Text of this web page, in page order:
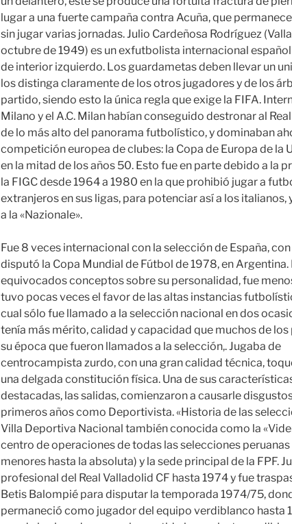
lugar a una fuerte campaña contra Acuña, que
sin jugar varias jornadas. Julio Cardeñosa Rodríguez
octubre de 1949) es un exfutbolista internacional
de interior izquierdo. Los guardametas deben llevar un
los distinga claramente de los otros jugadores y de los
partido, siendo esto la única regla que exige la FIFA.
Milano y el A.C. Milan habían conseguido destronar al Real
de lo más alto del panorama futbolístico, y dominaban
competición europea de clubes: la Copa de Europa de la
en la mitad de los años 50. Esto fue en parte debido a la
la FIGC desde 1964 a 1980 en la que prohibió jugar a
extranjeros en sus ligas, para potenciar así a los italianos,
a la «Nazionale».
Fue 8 veces internacional con la selección de España,
disputó la Copa Mundial de Fútbol de 1978, en Argentina.
equivocados conceptos sobre su personalidad, fue
tuvo pocas veces el favor de las altas instancias
cual sólo fue llamado a la selección nacional en dos
tenía más mérito, calidad y capacidad que muchos de
su época que fueron llamados a la selección,. Jugaba de
centrocampista zurdo, con una gran calidad técnica,
una delgada constitución física. Una de sus
destacadas, las salidas, comienzaron a causarle
primeros años como Deportivista. «Historia de las
Villa Deportiva Nacional también conocida como la
centro de operaciones de todas las selecciones peruanas
menores hasta la absoluta) y la sede principal de la FPF.
profesional del Real Valladolid CF hasta 1974 y fue
Betis Balompié para disputar la temporada 1974/75,
permaneció como jugador del equipo verdiblanco hasta